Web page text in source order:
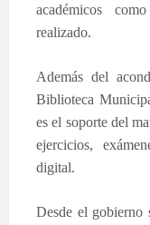
académicos
realizado.
Además del
Biblioteca
es el soporte del
ejercicios,
digital.
Desde el gobierno